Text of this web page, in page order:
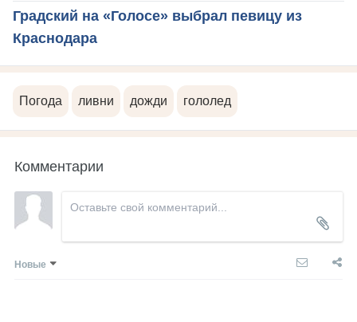
Градский на «Голосе» выбрал певицу из
Краснодара
Погода ливни дожди гололед
Комментарии
Новые